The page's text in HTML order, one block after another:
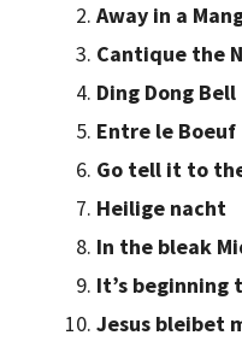
Away in a
Cantique the
Ding Dong
Entre le Boeuf
Go tell it to
Heilige nacht
In the bleak
It’s beginning
Jesus bleibet